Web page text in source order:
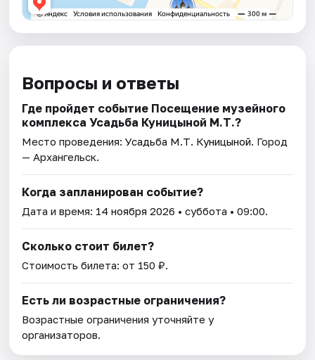
Вопросы и ответы
Где пройдет событие Посещение музейного
комплекса Усадьба Куницыной М.Т.?
Место проведения:Усадьба М.Т. Куницыной. Город
— Архангельск.
Когда запланирован событие?
Дата и время: 14 ноября 2026 • суббота • 09:00.
Сколько стоит билет?
Стоимость билета: от 150 ₽.
Есть ли возрастные ограничения?
Возрастные ограничения уточняйте у
организаторов.